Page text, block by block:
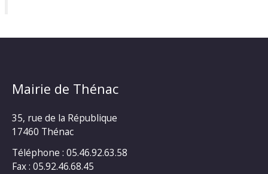
Mairie de Thénac
35, rue de la République
17460 Thénac
Téléphone : 05.46.92.63.58
Fax : 05.92.46.68.45